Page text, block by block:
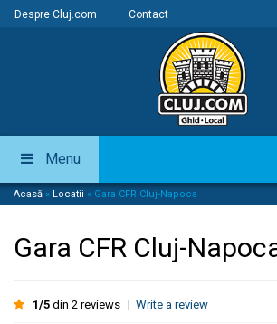
Despre Cluj.com Contact
Menu
Acasă » Locatii » Gara CFR Cluj-Napoca
Gara CFR Cluj-
1/5 din 2 reviews | Write a review